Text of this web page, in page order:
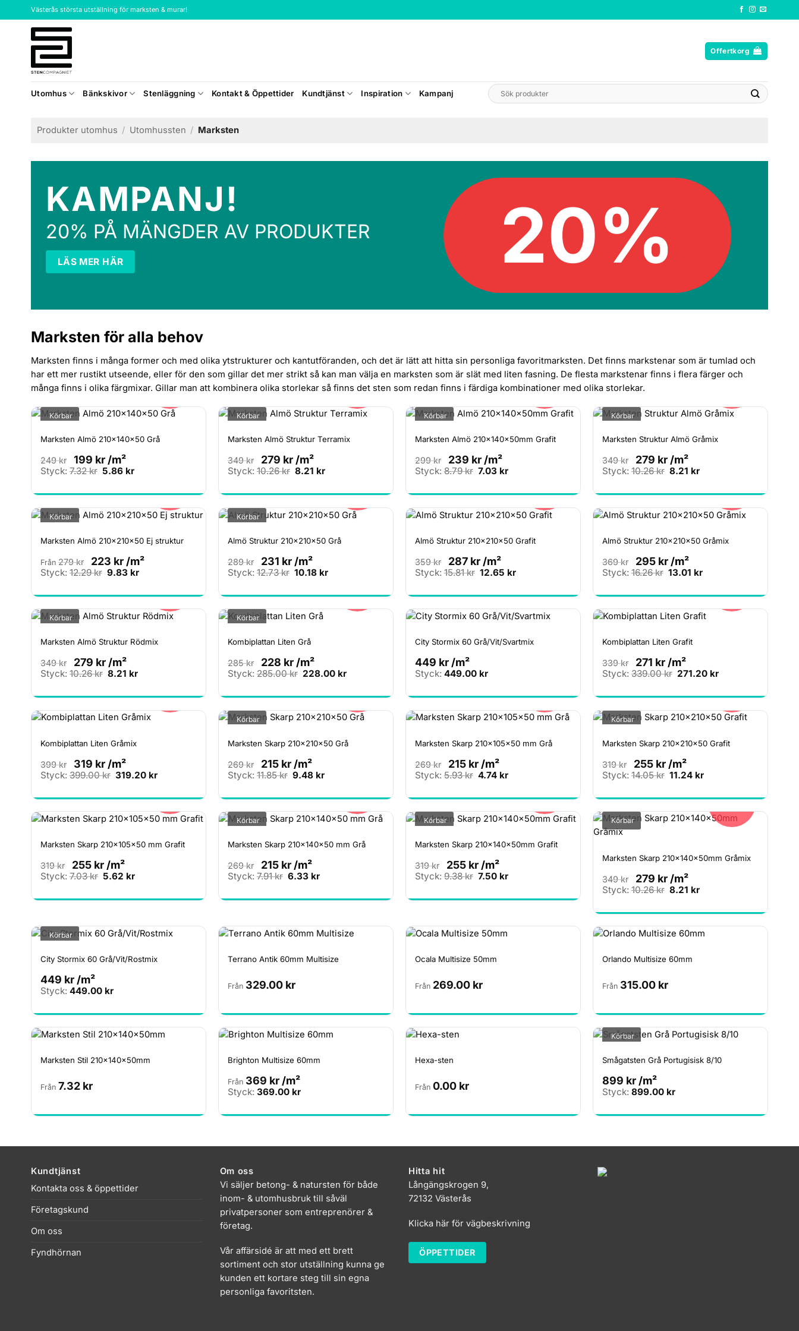
to
Västerås största utställning för marksten & murar!
Offertkorg
Utomhus Bänkskivor Stenläggning Kontakt & Öppettider Kundtjänst Inspiration Kampanj
Sök
efter:
Produkter utomhus / Utomhussten / Marksten
KAMPANJ!
20% PÅ MÄNGDER AV PRODUKTER
LÄS MER HÄR 20%
Marksten för alla behov
Marksten finns i många former och med olika ytstrukturer och kantutföranden, och det är lätt att hitta sin personliga favoritmarksten. Det finns markstenar som är tumlad och
har ett mer rustikt utseende, eller för den som gillar det mer strikt så kan man välja en marksten som är slät med liten fasning. De flesta markstenar finns i flera färger och
många finns i olika färgmixar. Gillar man att kombinera olika storlekar så finns det sten som redan finns i färdiga kombinationer med olika storlekar.
20%
Körbar
Marksten Almö 210x140x50 Grå
249kr 199 kr /m²
Styck: 7.32kr Det
priset
7.32 kr.
5.86 krDet
priset
5.86 kr.
20%
Körbar
Marksten Almö Struktur Terramix
349kr 279 kr /m²
Styck: 10.26kr Det
priset
10.26 kr.
8.21 krDet
priset
8.21 kr.
20%
Körbar
Marksten Almö 210x140x50mm Grafit
299kr 239 kr /m²
Styck: 8.79kr Det
priset
8.79 kr.
7.03 krDet
priset
7.03 kr.
20%
Körbar
Marksten Struktur Almö Gråmix
349kr 279 kr /m²
Styck: 10.26kr Det
priset
10.26 kr.
8.21 krDet
priset
8.21 kr.
Körbar
Marksten Almö 210x210x50 Ej struktur
Från 279kr 223 kr /m²
Styck: 12.29kr Det
priset
12.29 kr.
9.83 krDet
priset
9.83 kr.
Körbar
Almö Struktur 210x210x50 Grå
289kr 231 kr /m²
Styck: 12.73kr Det
priset
12.73 kr.
10.18 krDet
priset
10.18 kr.
Almö Struktur 210x210x50 Grafit
359kr 287 kr /m²
Styck: 15.81kr Det
priset
15.81 kr.
12.65 krDet
priset
12.65 kr.
Almö Struktur 210x210x50 Gråmix
369kr 295 kr /m²
Styck: 16.26kr Det
priset
16.26 kr.
13.01 krDet
priset
13.01 kr.
Körbar
Marksten Almö Struktur Rödmix
349kr 279 kr /m²
Styck: 10.26kr Det
priset
10.26 kr.
8.21 krDet
priset
8.21 kr.
Körbar
Kombiplattan Liten Grå
285kr 228 kr /m²
Styck: 285.00kr Det
priset
285.00 kr.
228.00 krDet
priset
228.00 kr.
City Stormix 60 Grå/Vit/Svartmix
449 kr/m²
Styck: 449.00 kr
Kombiplattan Liten Grafit
339kr 271 kr /m²
Styck: 339.00kr Det
priset
339.00 kr.
271.20 krDet
priset
271.20 kr.
Kombiplattan Liten Gråmix
399kr 319 kr /m²
Styck: 399.00kr Det
priset
399.00 kr.
319.20 krDet
priset
319.20 kr.
Körbar
Marksten Skarp 210x210x50 Grå
269kr 215 kr /m²
Styck: 11.85kr Det
priset
11.85 kr.
9.48 krDet
priset
9.48 kr.
Marksten Skarp 210x105x50 mm Grå
269kr 215 kr /m²
Styck: 5.93kr Det
priset
5.93 kr.
4.74 krDet
priset
4.74 kr.
Körbar
Marksten Skarp 210x210x50 Grafit
319kr 255 kr /m²
Styck: 14.05kr Det
priset
14.05 kr.
11.24 krDet
priset
11.24 kr.
Marksten Skarp 210x105x50 mm Grafit
319kr 255 kr /m²
Styck: 7.03kr Det
priset
5.62 krDet
priset
Körbar
Marksten Skarp 210x140x50 mm Grå
269kr 215 kr /m²
Styck: 7.91kr Det
priset
6.33 krDet
priset
Körbar
Marksten Skarp 210x140x50mm Grafit
319kr 255 kr /m²
Styck: 9.38kr Det
priset
7.50 krDet
priset
20%
Körbar
Marksten Skarp 210x140x50mm Gråmix
349kr 279 kr /m²
Styck: 10.26kr Det
priset
10.26 kr.
8.21 krDet
priset
8.21 kr.
Körbar
City Stormix 60 Grå/Vit/Rostmix
449 kr/m²
Styck: 449.00 kr
Terrano Antik 60mm Multisize
Från 329.00 kr
Ocala Multisize 50mm
Från 269.00 kr
Orlando Multisize 60mm
Från 315.00 kr
Marksten Stil 210x140x50mm
Från 7.32 kr
Brighton Multisize 60mm
Från 369 kr/m²
Styck: 369.00 kr
Hexa-sten
Från 0.00 kr
Körbar
Smågatsten Grå Portugisisk 8/10
899 kr/m²
Styck: 899.00 kr
Kundtjänst
Kontakta oss & öppettider
Företagskund
Om oss
Fyndhörnan
Om oss
Vi säljer betong- & natursten för både
inom- & utomhusbruk till såväl
privatpersoner som entreprenörer &
företag.
Vår affärsidé är att med ett brett
sortiment och stor utställning kunna ge
kunden ett kortare steg till sin egna
personliga favoritsten.
Hitta hit
Långängskrogen 9,
72132 Västerås
Klicka här för vägbeskrivning
ÖPPETTIDER